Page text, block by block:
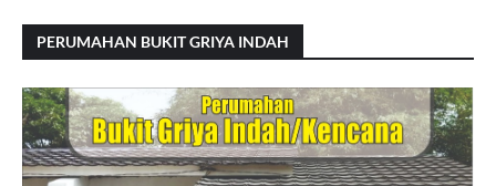
PERUMAHAN BUKIT GRIYA INDAH